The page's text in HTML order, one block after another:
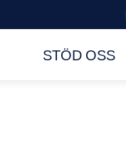
STÖD OSS